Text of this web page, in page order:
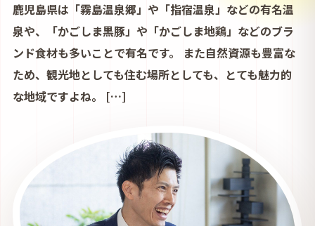
鹿児島県は「霧島温泉郷」や「指宿温泉」などの有名温
泉や、「かごしま黒豚」や「かごしま地鶏」などのブラ
ンド食材も多いことで有名です。 また自然資源も豊富な
ため、観光地としても住む場所としても、とても魅力的
な地域ですよね。 […]